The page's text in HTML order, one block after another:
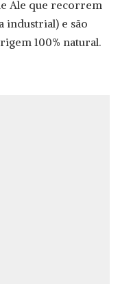
Ale que recorrem
industrial) e são
100% natural.